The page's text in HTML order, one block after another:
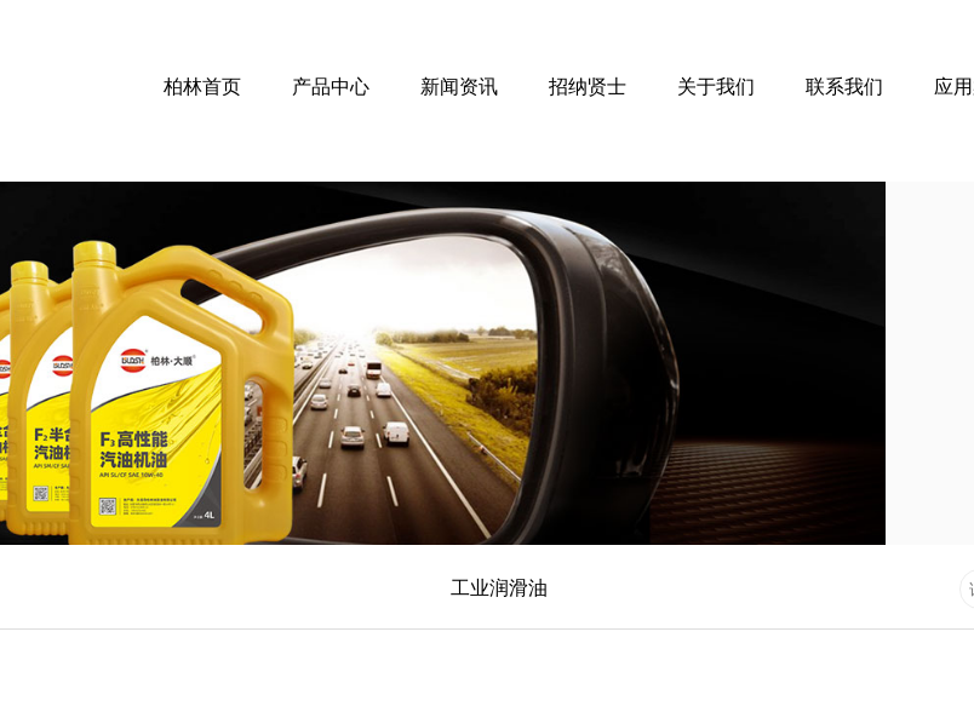
柏林首页 产品中心 新闻资讯 招纳贤士 关于我们 联系我们 应
工业润滑油